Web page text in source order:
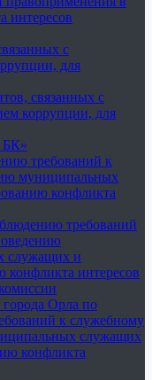
интересов
с
для
связанных с
коррупции, для
требований к
муниципальных
конфликта
требований
служащих и
конфликта интересов
Орла по
к служебному
служащих
конфликта